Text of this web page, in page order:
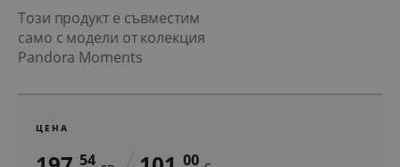
Този продукт е съвместим
само с модели от колекция
Pandora Moments
ЦЕНА
54 00